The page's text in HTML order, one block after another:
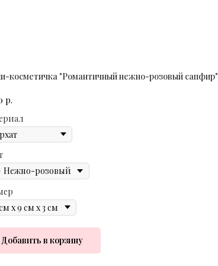
косметичка "Романтичный нежно-розовый сапфир"
р.
Нежно-розовый
Добавить в корзину